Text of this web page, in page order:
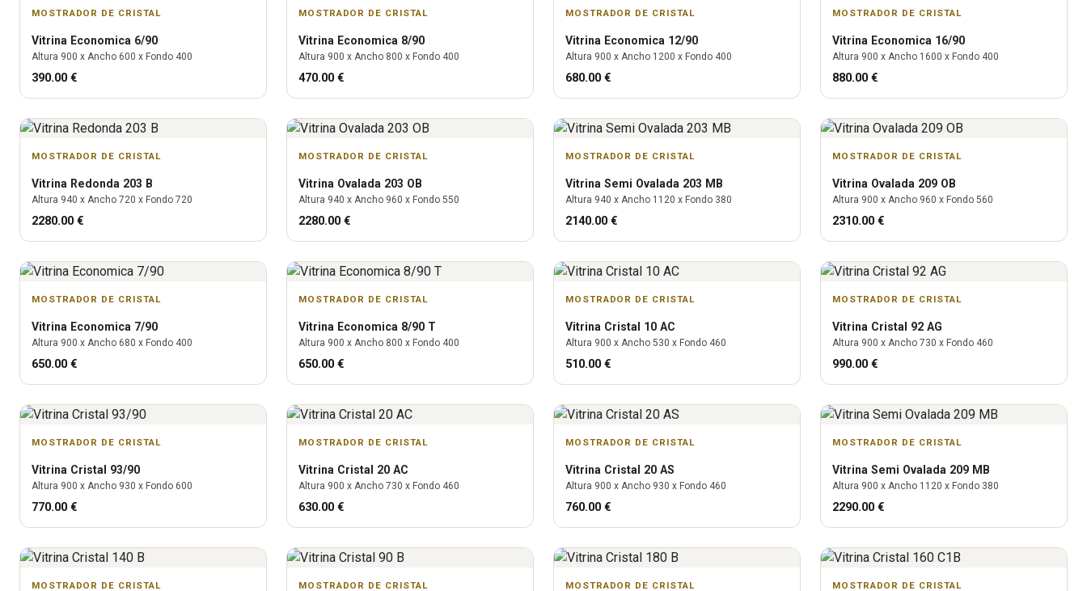
MOSTRADOR DE CRISTAL
Vitrina Economica 6/90
Altura 900 x Ancho 600 x Fondo 400
390.00 €
MOSTRADOR DE CRISTAL
Vitrina Economica 8/90
Altura 900 x Ancho 800 x Fondo 400
470.00 €
MOSTRADOR DE CRISTAL
Vitrina Economica 12/90
Altura 900 x Ancho 1200 x Fondo 400
680.00 €
MOSTRADOR DE CRISTAL
Vitrina Economica 16/90
Altura 900 x Ancho 1600 x Fondo 400
880.00 €
MOSTRADOR DE CRISTAL
Vitrina Redonda 203 B
Altura 940 x Ancho 720 x Fondo 720
2280.00 €
MOSTRADOR DE CRISTAL
Vitrina Ovalada 203 OB
Altura 940 x Ancho 960 x Fondo 550
2280.00 €
MOSTRADOR DE CRISTAL
Vitrina Semi Ovalada 203 MB
Altura 940 x Ancho 1120 x Fondo 380
2140.00 €
MOSTRADOR DE CRISTAL
Vitrina Ovalada 209 OB
Altura 900 x Ancho 960 x Fondo 560
2310.00 €
MOSTRADOR DE CRISTAL
Vitrina Economica 7/90
Altura 900 x Ancho 680 x Fondo 400
650.00 €
MOSTRADOR DE CRISTAL
Vitrina Economica 8/90 T
Altura 900 x Ancho 800 x Fondo 400
650.00 €
MOSTRADOR DE CRISTAL
Vitrina Cristal 10 AC
Altura 900 x Ancho 530 x Fondo 460
510.00 €
MOSTRADOR DE CRISTAL
Vitrina Cristal 92 AG
Altura 900 x Ancho 730 x Fondo 460
990.00 €
MOSTRADOR DE CRISTAL
Vitrina Cristal 93/90
Altura 900 x Ancho 930 x Fondo 600
770.00 €
MOSTRADOR DE CRISTAL
Vitrina Cristal 20 AC
Altura 900 x Ancho 730 x Fondo 460
630.00 €
MOSTRADOR DE CRISTAL
Vitrina Cristal 20 AS
Altura 900 x Ancho 930 x Fondo 460
760.00 €
MOSTRADOR DE CRISTAL
Vitrina Semi Ovalada 209 MB
Altura 900 x Ancho 1120 x Fondo 380
2290.00 €
MOSTRADOR DE CRISTAL MOSTRADOR DE CRISTAL MOSTRADOR DE CRISTAL MOSTRADOR DE CRISTAL